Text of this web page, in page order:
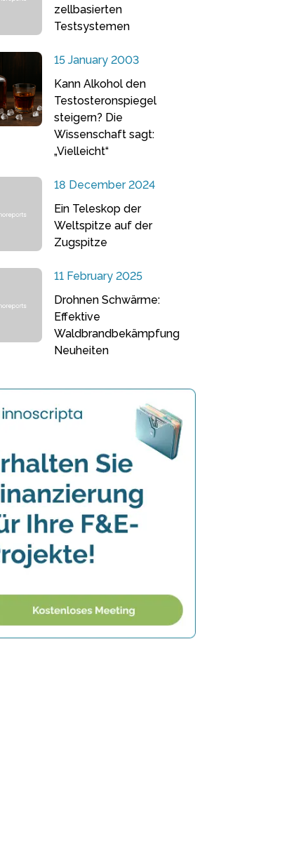
zellbasierten
Testsystemen
15 January 2003
Kann Alkohol den
Testosteronspiegel
steigern? Die
Wissenschaft sagt:
„Vielleicht“
18 December 2024
Ein Teleskop der
Weltspitze auf der
Zugspitze
11 February 2025
Drohnen Schwärme:
Effektive
Waldbrandbekämpfung
Neuheiten